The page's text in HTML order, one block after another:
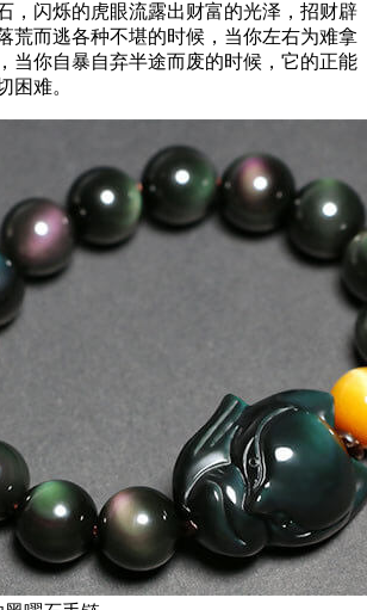
，闪烁的虎眼流露出财富的光泽，招财辟
荒而逃各种不堪的时候，当你左右为难拿
当你自暴自弃半途而废的时候，它的正能
困难。